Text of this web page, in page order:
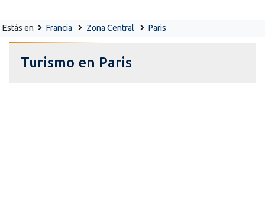
Estás en Francia Zona Central Paris
Turismo en Paris